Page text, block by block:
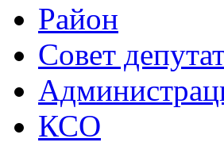
Район
Совет
КСО